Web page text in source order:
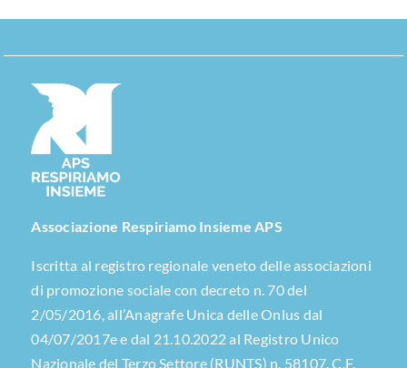
Associazione Respiriamo Insieme APS
Iscritta al registro regionale veneto delle associazioni
di promozione sociale con decreto n. 70 del
2/05/2016, all’Anagrafe Unica delle Onlus dal
04/07/2017e e dal 21.10.2022 al Registro Unico
Nazionale del Terzo Settore (RUNTS) n. 58107. C.F.